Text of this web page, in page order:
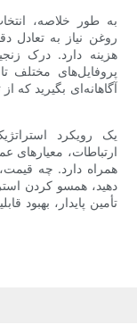
به طور خلاصه،
روغن نیاز به تعادل
هزینه دارد. درک
پروفایل‌های مختلف
آگاهانه‌ای بگیرید که
یک رویکرد
ارتباطات، معیارهای
همراه دارد. چه قیمت،
دهید، همسو کردن
تأمین پایدار، بهبود